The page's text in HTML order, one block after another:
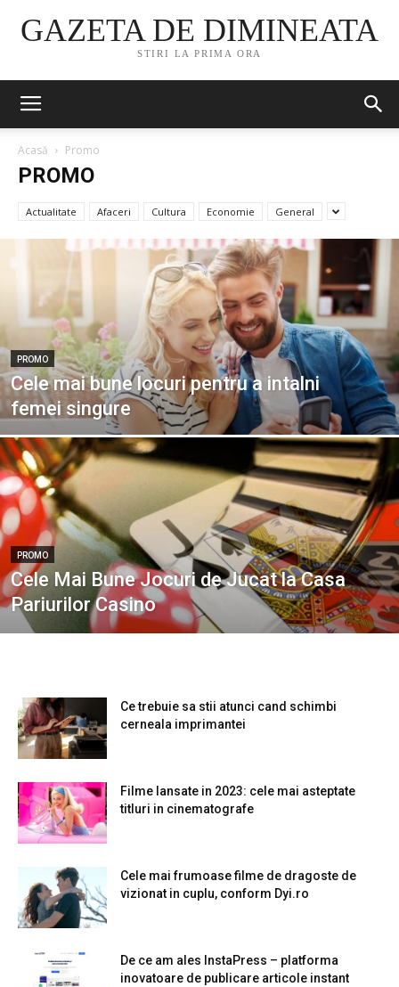
GAZETA DE DIMINEATA
STIRI LA PRIMA ORA
Acasă Promo
PROMO
Actualitate Afaceri Cultura Economie General
PROMO
Cele mai bune locuri pentru a intalni
femei singure
PROMO
Cele Mai Bune Jocuri de Jucat la Casa
Pariurilor Casino
Ce trebuie sa stii atunci cand schimbi
cerneala imprimantei
Filme lansate in 2023: cele mai asteptate
titluri in cinematografe
Cele mai frumoase filme de dragoste de
vizionat in cuplu, conform Dyi.ro
De ce am ales InstaPress – platforma
inovatoare de publicare articole instant